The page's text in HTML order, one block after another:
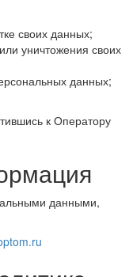
своих данных;
уничтожения своих
данных;
к Оператору
данными,